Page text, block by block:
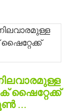
ഷൈറ്റേക്ക്
...